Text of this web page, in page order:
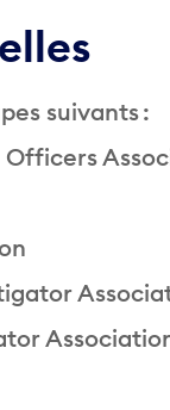
suivants :